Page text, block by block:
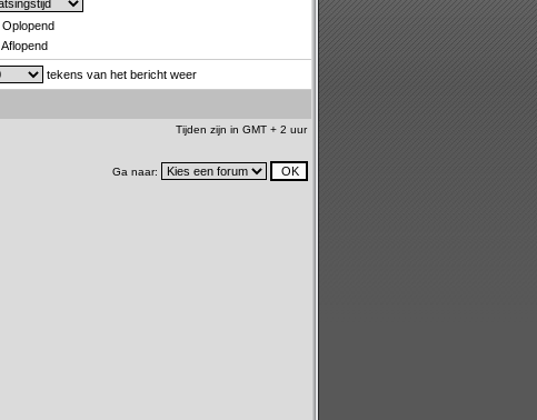
Oplopend
Aflopend
tekens van het bericht weer
Tijden zijn in GMT + 2 uur
Ga naar: